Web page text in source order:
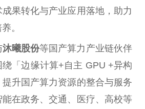
果转化与产业应用落地，助力
。
沐曦股份等国产算力产业链伙伴
「边缘计算+自主 GPU +异构
升国产算力资源的整合与服务
在政务、交通、医疗、高校等